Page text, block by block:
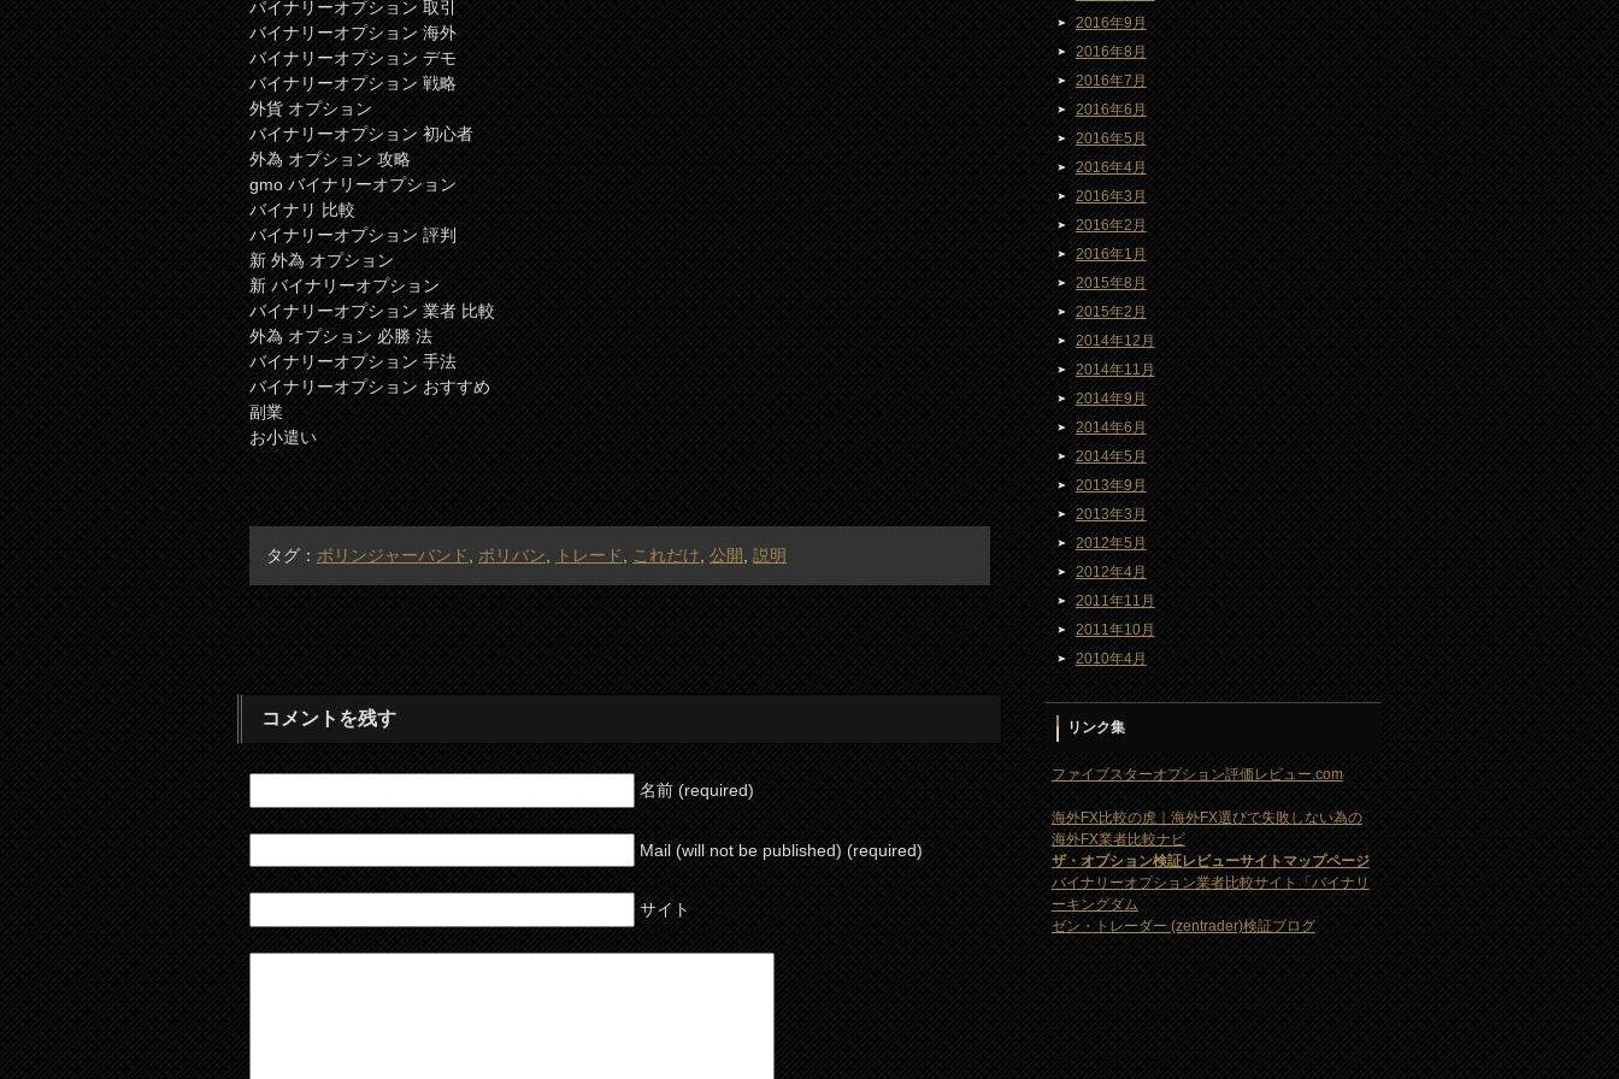
バイナリーオプション 取引
バイナリーオプション 海外
バイナリーオプション デモ
バイナリーオプション 戦略
外貨 オプション
バイナリーオプション 初心者
外為 オプション 攻略
gmo バイナリーオプション
バイナリ 比較
バイナリーオプション 評判
新 外為 オプション
新 バイナリーオプション
バイナリーオプション 業者 比較
外為 オプション 必勝 法
バイナリーオプション 手法
バイナリーオプション おすすめ
副業
お小遣い
タグ： ボリンジャーバンド, ボリバン, トレード, これだけ, 公開, 説明
コメントを残す
名前 (required)
Mail (will not be published) (required)
サイト
2016年9月
2016年8月
2016年7月
2016年6月
2016年5月
2016年4月
2016年3月
2016年2月
2016年1月
2015年8月
2015年2月
2014年12月
2014年11月
2014年9月
2014年6月
2014年5月
2013年9月
2013年3月
2012年5月
2012年4月
2011年11月
2011年10月
2010年4月
リンク集
ファイブスターオプション評価レビュー.com
海外FX比較の虎｜海外FX選びで失敗しない為の
海外FX業者比較ナビ
ザ・オプション検証レビューサイトマップページ
バイナリーオプション業者比較サイト「バイナリ
ーキングダム
ゼン・トレーダー (zentrader)検証ブログ